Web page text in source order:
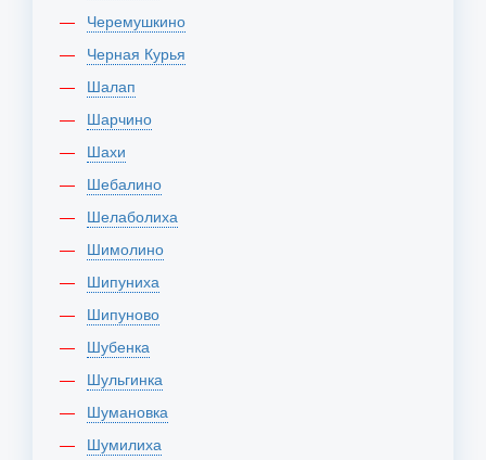
Черемушкино
Черная Курья
Шалап
Шарчино
Шахи
Шебалино
Шелаболиха
Шимолино
Шипуниха
Шипуново
Шубенка
Шульгинка
Шумановка
Шумилиха